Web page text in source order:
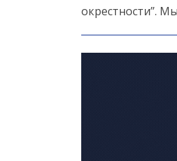
окрестности”. Мы